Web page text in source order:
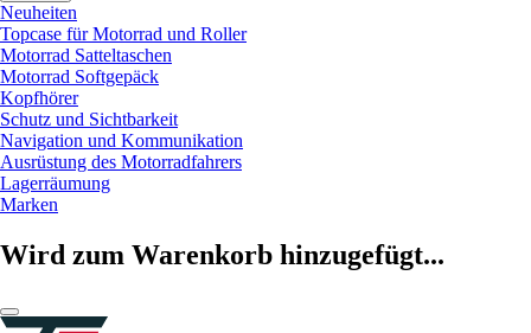
Neuheiten
Topcase für Motorrad und Roller
Motorrad Satteltaschen
Motorrad Softgepäck
Kopfhörer
Schutz und Sichtbarkeit
Navigation und Kommunikation
Ausrüstung des Motorradfahrers
Lagerräumung
Marken
Wird zum Warenkorb hinzugefügt...